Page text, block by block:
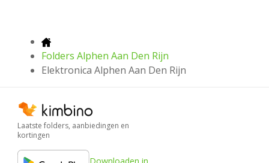
Folders Alphen Aan Den Rijn
Elektronica Alphen Aan Den Rijn
Laatste folders, aanbiedingen en
kortingen